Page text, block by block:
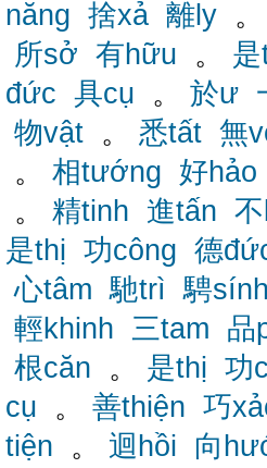
năng 捨xả 離ly 。
所sở 有hữu 。
đức 具cụ 。 於ư
物vật 。 悉tất 無
。 相tướng 好hảo
。 精tinh 進tấn
是thị 功công 德
心tâm 馳trì 騁sính
輕khinh 三tam 品
根căn 。 是thị 功
cụ 。 善thiện 巧
tiện 。 迴hồi 向